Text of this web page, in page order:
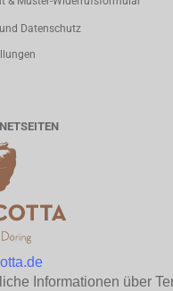
Datenschutz
Informationen über